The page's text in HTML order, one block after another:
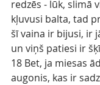
redzēs - lūk, slimā
kļuvusi balta, tad
šī vaina ir bijusi, ir
un viņš patiesi ir
18 Bet, ja miesas
augonis, kas ir